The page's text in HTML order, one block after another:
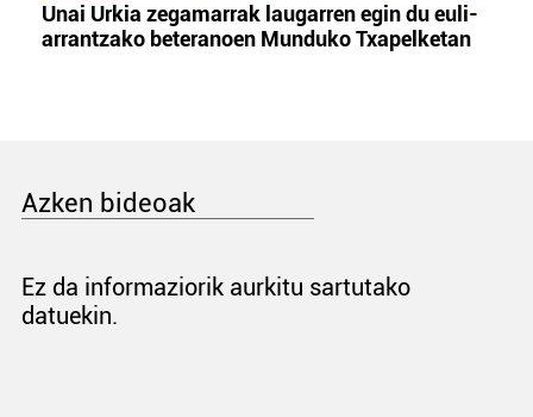
Unai Urkia zegamarrak laugarren egin du euli-
arrantzako beteranoen Munduko Txapelketan
Azken bideoak
Ez da informaziorik aurkitu sartutako
datuekin.